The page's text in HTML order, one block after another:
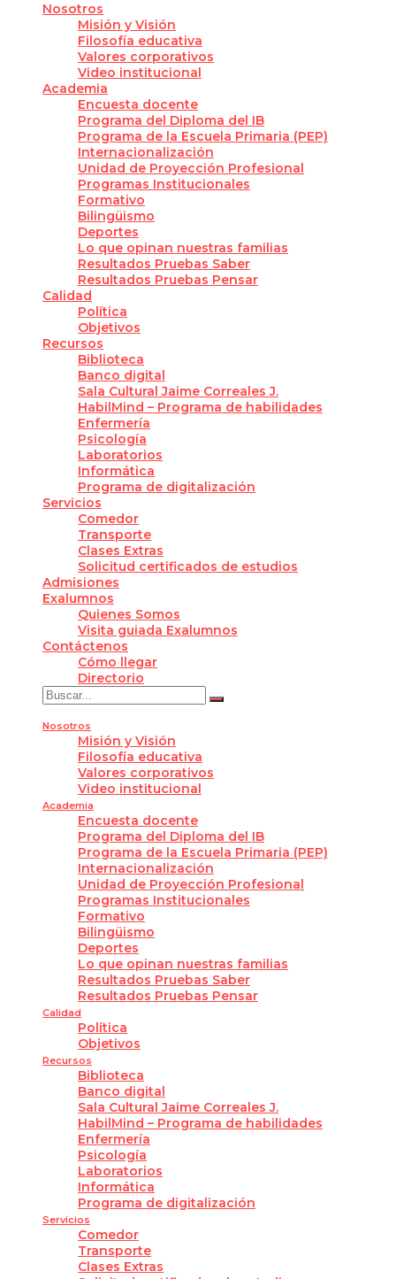
Nosotros
Misión y Visión
Filosofía educativa
Valores corporativos
Video institucional
Academia
Encuesta docente
Programa del Diploma del IB
Programa de la Escuela Primaria (PEP)
Internacionalización
Unidad de Proyección Profesional
Programas Institucionales
Formativo
Bilingüismo
Deportes
Lo que opinan nuestras familias
Resultados Pruebas Saber
Resultados Pruebas Pensar
Calidad
Política
Objetivos
Recursos
Biblioteca
Banco digital
Sala Cultural Jaime Correales J.
HabilMind – Programa de habilidades
Enfermería
Psicología
Laboratorios
Informática
Programa de digitalización
Servicios
Comedor
Transporte
Clases Extras
Solicitud certificados de estudios
Admisiones
Exalumnos
Quienes Somos
Visita guiada Exalumnos
Contáctenos
Cómo llegar
Directorio
Nosotros
Misión y Visión
Filosofía educativa
Valores corporativos
Video institucional
Academia
Encuesta docente
Programa del Diploma del IB
Programa de la Escuela Primaria (PEP)
Internacionalización
Unidad de Proyección Profesional
Programas Institucionales
Formativo
Bilingüismo
Deportes
Lo que opinan nuestras familias
Resultados Pruebas Saber
Resultados Pruebas Pensar
Calidad
Política
Objetivos
Recursos
Biblioteca
Banco digital
Sala Cultural Jaime Correales J.
HabilMind – Programa de habilidades
Enfermería
Psicología
Laboratorios
Informática
Programa de digitalización
Servicios
Comedor
Transporte
Clases Extras